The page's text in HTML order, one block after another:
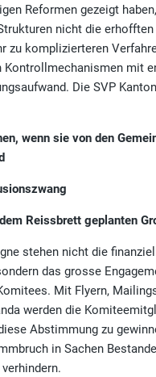
Reformen gezeigt
nicht die
zu komplizierteren
Kontroll­mechanismen mit
Die SVP
wenn sie von den
Reissbrett geplanten
stehen nicht die
das grosse
Mit Flyern,
werden die
Abstimmung zu
in Sachen